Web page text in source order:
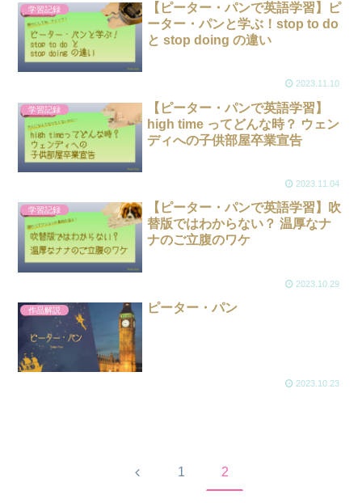
学習記録
【ピーター・パンで英語学習】ピ
ーター・パンと学ぶ！stop to do
と stop doing の違い
2023.11.10
学習記録
【ピーター・パンで英語学習】
high time ってどんな時？ ウェン
ディへの子供部屋卒業宣告
2023.11.04
学習記録
【ピーター・パンで英語学習】吹
替版ではわからない？ 温厚なナ
ナのご立腹のワケ
2023.10.29
作品解説 ピーター・パン
2023.10.23
前 1 2